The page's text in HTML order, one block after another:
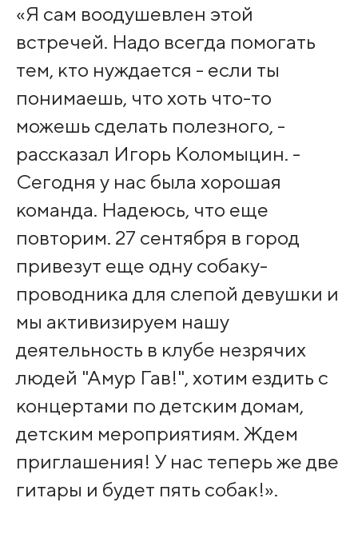
«Я сам воодушевлен этой
встречей. Надо всегда помогать
тем, кто нуждается - если ты
понимаешь, что хоть что-то
можешь сделать полезного, -
рассказал Игорь Коломыцин. -
Сегодня у нас была хорошая
команда. Надеюсь, что еще
повторим. 27 сентября в город
привезут еще одну собаку-
проводника для слепой девушки и
мы активизируем нашу
деятельность в клубе незрячих
людей "Амур Гав!", хотим ездить с
концертами по детским домам,
детским мероприятиям. Ждем
приглашения! У нас теперь же две
гитары и будет пять собак!».